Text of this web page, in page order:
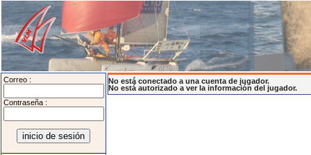
Correo :
Contraseña :
No está conectado a una cuenta de jugador.
No está autorizado a ver la información del jugador.